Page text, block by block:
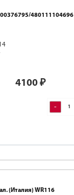
480111104696
4100₽
-
(Италия) WR116